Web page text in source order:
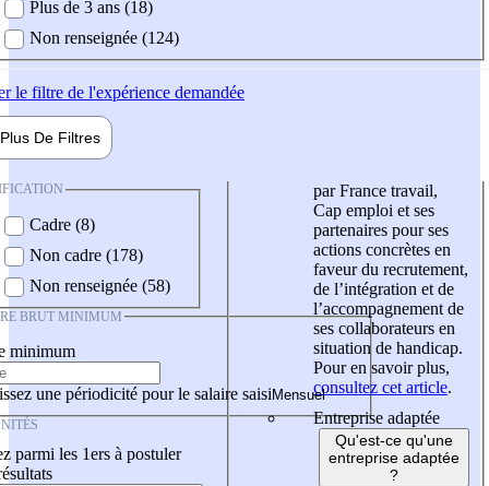
Plus de 3 ans (18)
Non renseignée (124)
le filtre de l'expérience demandée
Plus De Filtres
Cadre (8)
Non cadre (178)
Non renseignée (58)
BRUT MINIMUM
minimum
une périodicité pour le salaire saisi
parmi les 1ers à postuler
par France travail,
Cap emploi et ses
partenaires pour ses
actions concrètes en
faveur du recrutement,
de l’intégration et de
l’accompagnement de
ses collaborateurs en
situation de handicap.
Pour en savoir plus,
consultez cet article.
Entreprise adaptée
Qu'est-ce qu'une
entreprise adaptée
?